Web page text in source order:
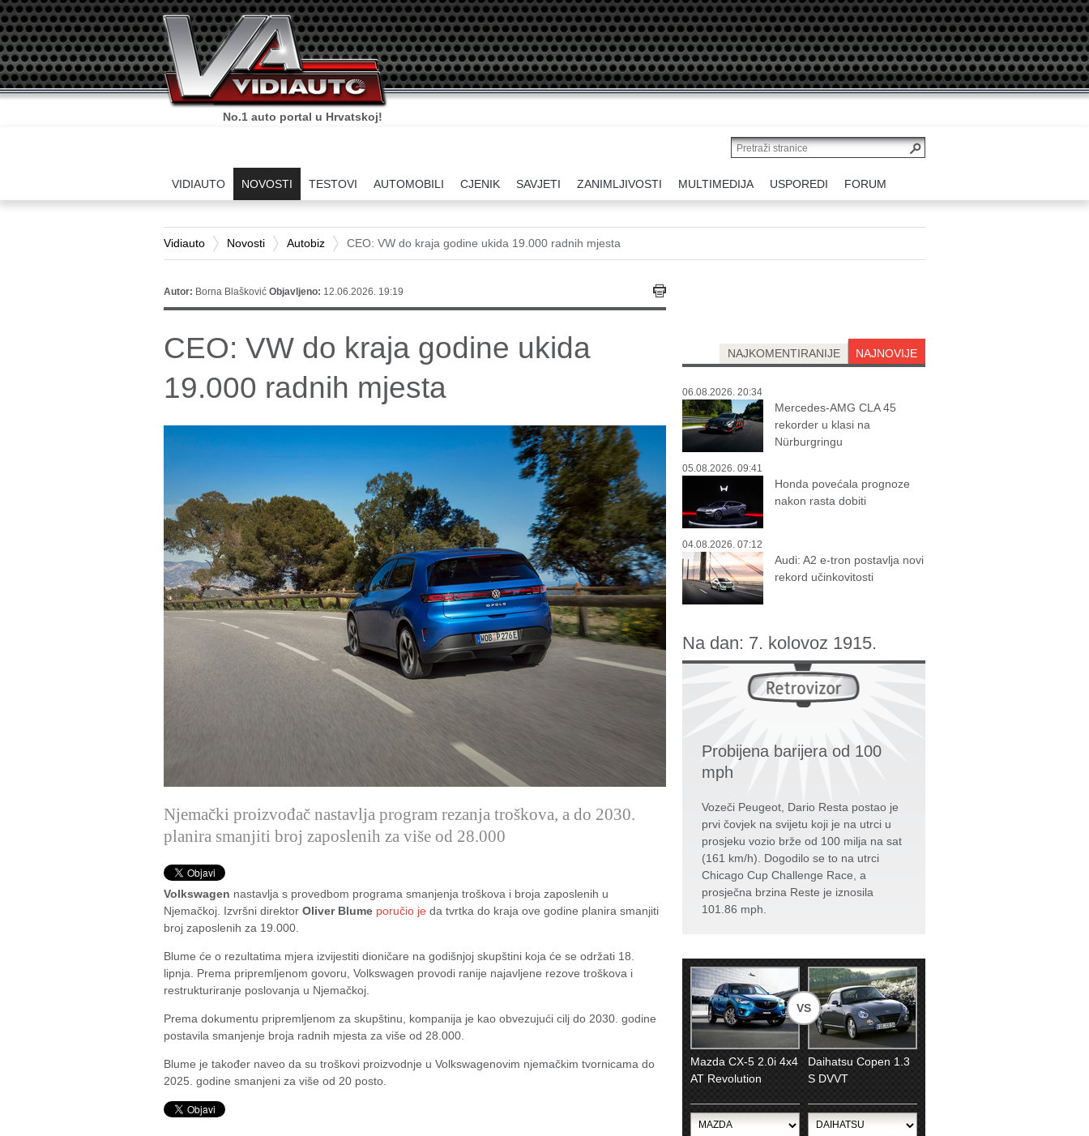
No.1 auto portal u Hrvatskoj!
VIDIAUTO NOVOSTI TESTOVI AUTOMOBILI CJENIK SAVJETI ZANIMLJIVOSTI MULTIMEDIJA USPOREDI FORUM
Vidiauto Novosti Autobiz CEO: VW do kraja godine ukida 19.000 radnih mjesta
Autor: Borna Blašković Objavljeno: 12.06.2026. 19:19
CEO: VW do kraja godine ukida
19.000 radnih mjesta
Njemački proizvođač nastavlja program rezanja troškova, a do 2030.
planira smanjiti broj zaposlenih za više od 28.000
Volkswagen nastavlja s provedbom programa smanjenja troškova i broja zaposlenih u
Njemačkoj. Izvršni direktor Oliver Blume poručio je da tvrtka do kraja ove godine planira smanjiti
broj zaposlenih za 19.000.
Blume će o rezultatima mjera izvijestiti dioničare na godišnjoj skupštini koja će se održati 18.
lipnja. Prema pripremljenom govoru, Volkswagen provodi ranije najavljene rezove troškova i
restrukturiranje poslovanja u Njemačkoj.
Prema dokumentu pripremljenom za skupštinu, kompanija je kao obvezujući cilj do 2030. godine
postavila smanjenje broja radnih mjesta za više od 28.000.
Blume je također naveo da su troškovi proizvodnje u Volkswagenovim njemačkim tvornicama do
2025. godine smanjeni za više od 20 posto.
NAJNOVIJE
NAJKOMENTIRANIJE
06.08.2026. 20:34
Mercedes-AMG CLA 45
rekorder u klasi na
Nürburgringu
05.08.2026. 09:41
Honda povećala prognoze
nakon rasta dobiti
04.08.2026. 07:12
Audi: A2 e-tron postavlja novi
rekord učinkovitosti
Na dan: 7. kolovoz 1915.
Probijena barijera od 100
mph
Vozeči Peugeot, Dario Resta postao je
prvi čovjek na svijetu koji je na utrci u
prosjeku vozio brže od 100 milja na sat
(161 km/h). Dogodilo se to na utrci
Chicago Cup Challenge Race, a
prosječna brzina Reste je iznosila
101.86 mph.
VS
Mazda CX-5 2.0i 4x4
AT Revolution
Daihatsu Copen 1.3
S DVVT